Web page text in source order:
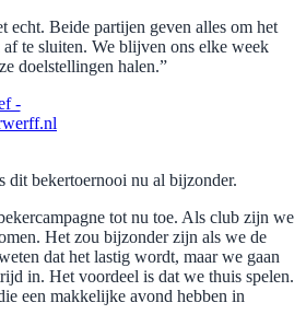
echt. Beide partijen geven alles om het
te sluiten. We blijven ons elke week
doelstellingen halen.”
dit bekertoernooi nu al bijzonder.
tot nu toe. Als club zijn we
Het zou bijzonder zijn als we de
dat het lastig wordt, maar we gaan
in. Het voordeel is dat we thuis spelen.
een makkelijke avond hebben in